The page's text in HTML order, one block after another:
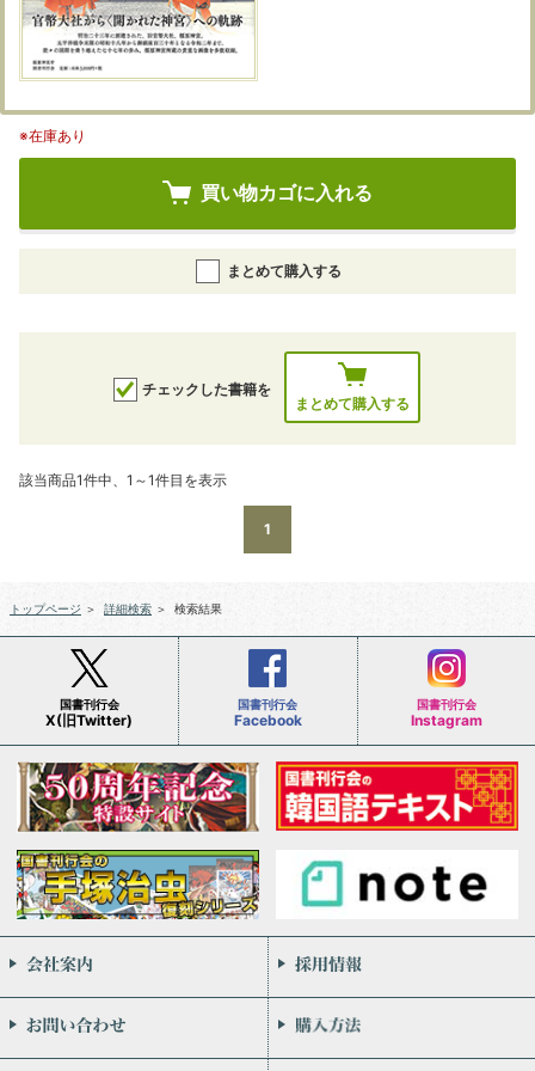
※在庫あり
買い物カゴに入れる
まとめて購入する
チェックした書籍を
まとめて購入する
該当商品1件中、1～1件目を表示
1
トップページ ＞ 詳細検索 ＞ 検索結果
国書刊行会
X(旧Twitter)
国書刊行会
Facebook
国書刊行会
Instagram
会社案内
お問い合わせ